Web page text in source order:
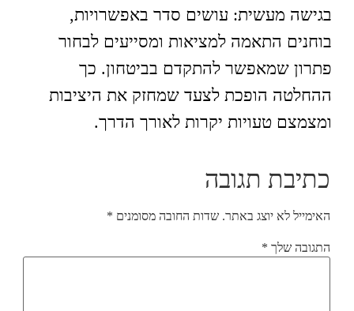
בגישה מעשית: עושים סדר באפשרויות,
בוחנים התאמה למציאות ומסייעים לבחור
פתרון שמאפשר להתקדם בביטחון. כך
ההחלטה הופכת לצעד שמחזק את היציבות
ומצמצם טעויות יקרות לאורך הדרך.
כתיבת תגובה
האימייל לא יוצג באתר. שדות החובה מסומנים *
התגובה שלך *